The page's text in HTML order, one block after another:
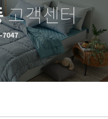
고객센터
7047